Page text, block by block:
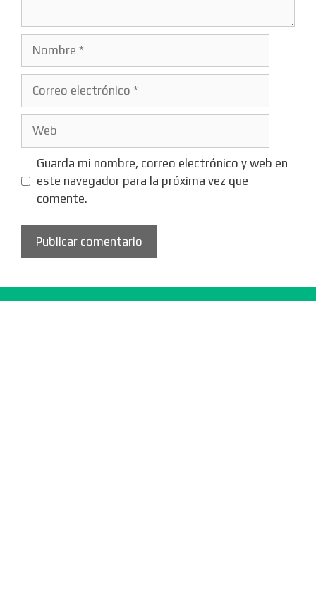
electrónico
Guarda mi nombre, correo electrónico y web en
este navegador para la próxima vez que
comente.